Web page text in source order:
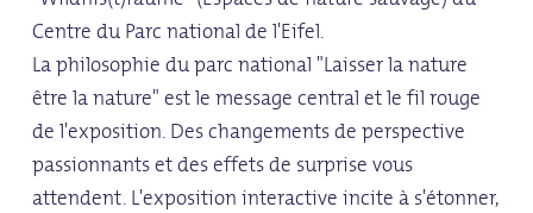
Centre du Parc national de l'Eifel.
La philosophie du parc national "Laisser la nature
être la nature" est le message central et le fil rouge
de l'exposition. Des changements de perspective
passionnants et des effets de surprise vous
attendent. L'exposition interactive incite à s'étonner,